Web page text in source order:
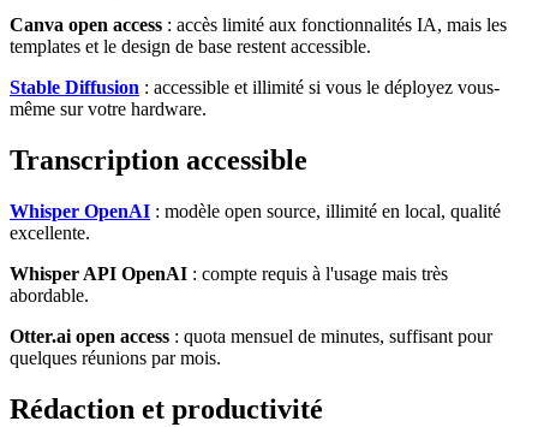
Canva open access : accès limité aux fonctionnalités IA, mais les
templates et le design de base restent accessible.
Stable Diffusion : accessible et illimité si vous le déployez vous-
même sur votre hardware.
Transcription accessible
Whisper OpenAI : modèle open source, illimité en local, qualité
excellente.
Whisper API OpenAI : compte requis à l'usage mais très
abordable.
Otter.ai open access : quota mensuel de minutes, suffisant pour
quelques réunions par mois.
Rédaction et productivité